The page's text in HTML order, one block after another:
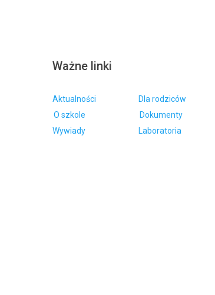
Ważne linki
Aktualności Dla rodziców
O szkole
Dokumenty
Wywiady
Laboratoria